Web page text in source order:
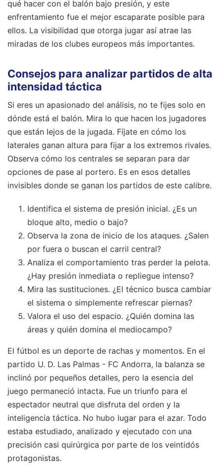
qué hacer con el balón bajo presión, y este
enfrentamiento fue el mejor escaparate posible para
ellos. La visibilidad que otorga jugar así atrae las
miradas de los clubes europeos más importantes.
Consejos para analizar partidos de alta
intensidad táctica
Si eres un apasionado del análisis, no te fijes solo en
dónde está el balón. Mira lo que hacen los jugadores
que están lejos de la jugada. Fíjate en cómo los
laterales ganan altura para fijar a los extremos rivales.
Observa cómo los centrales se separan para dar
opciones de pase al portero. Es en esos detalles
invisibles donde se ganan los partidos de este calibre.
Identifica el sistema de presión inicial. ¿Es un
bloque alto, medio o bajo?
Observa la zona de inicio de los ataques. ¿Salen
por fuera o buscan el carril central?
Analiza el comportamiento tras perder la pelota.
¿Hay presión inmediata o repliegue intenso?
Mira las sustituciones. ¿El técnico busca cambiar
el sistema o simplemente refrescar piernas?
Valora el uso del espacio. ¿Quién domina las
áreas y quién domina el mediocampo?
El fútbol es un deporte de rachas y momentos. En el
partido U. D. Las Palmas - FC Andorra, la balanza se
inclinó por pequeños detalles, pero la esencia del
juego permaneció intacta. Fue un triunfo para el
espectador neutral que disfruta del orden y la
inteligencia táctica. No hubo lugar para el azar. Todo
estaba estudiado, analizado y ejecutado con una
precisión casi quirúrgica por parte de los veintidós
protagonistas.